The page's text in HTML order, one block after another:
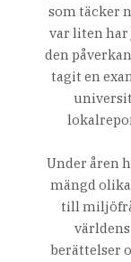
som täcker
var liten har
den
tagit en
Under åren
mängd
till
berättelser